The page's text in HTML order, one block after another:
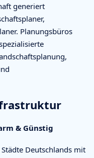
generiert
Planungsbüros
& Günstig
Deutschlands mit